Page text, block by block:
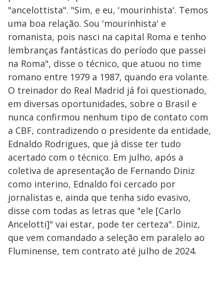
"ancelottista". "Sim, e eu, 'mourinhista'. Temos
uma boa relação. Sou 'mourinhista' e
romanista, pois nasci na capital Roma e tenho
lembranças fantásticas do período que passei
na Roma", disse o técnico, que atuou no time
romano entre 1979 a 1987, quando era volante.
O treinador do Real Madrid já foi questionado,
em diversas oportunidades, sobre o Brasil e
nunca confirmou nenhum tipo de contato com
a CBF, contradizendo o presidente da entidade,
Ednaldo Rodrigues, que já disse ter tudo
acertado com o técnico. Em julho, após a
coletiva de apresentação de Fernando Diniz
como interino, Ednaldo foi cercado por
jornalistas e, ainda que tenha sido evasivo,
disse com todas as letras que "ele [Carlo
Ancelotti]" vai estar, pode ter certeza". Diniz,
que vem comandado a seleção em paralelo ao
Fluminense, tem contrato até julho de 2024.